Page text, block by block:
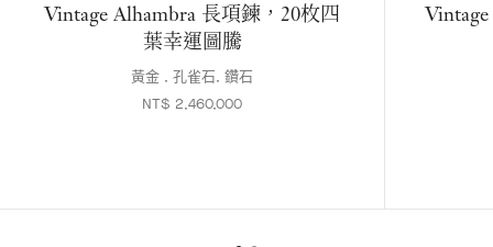
Vintage Alhambra 長項鍊，20枚四
葉幸運圖騰
黃金 , 孔雀石, 鑽石
NT$ 2,460,000